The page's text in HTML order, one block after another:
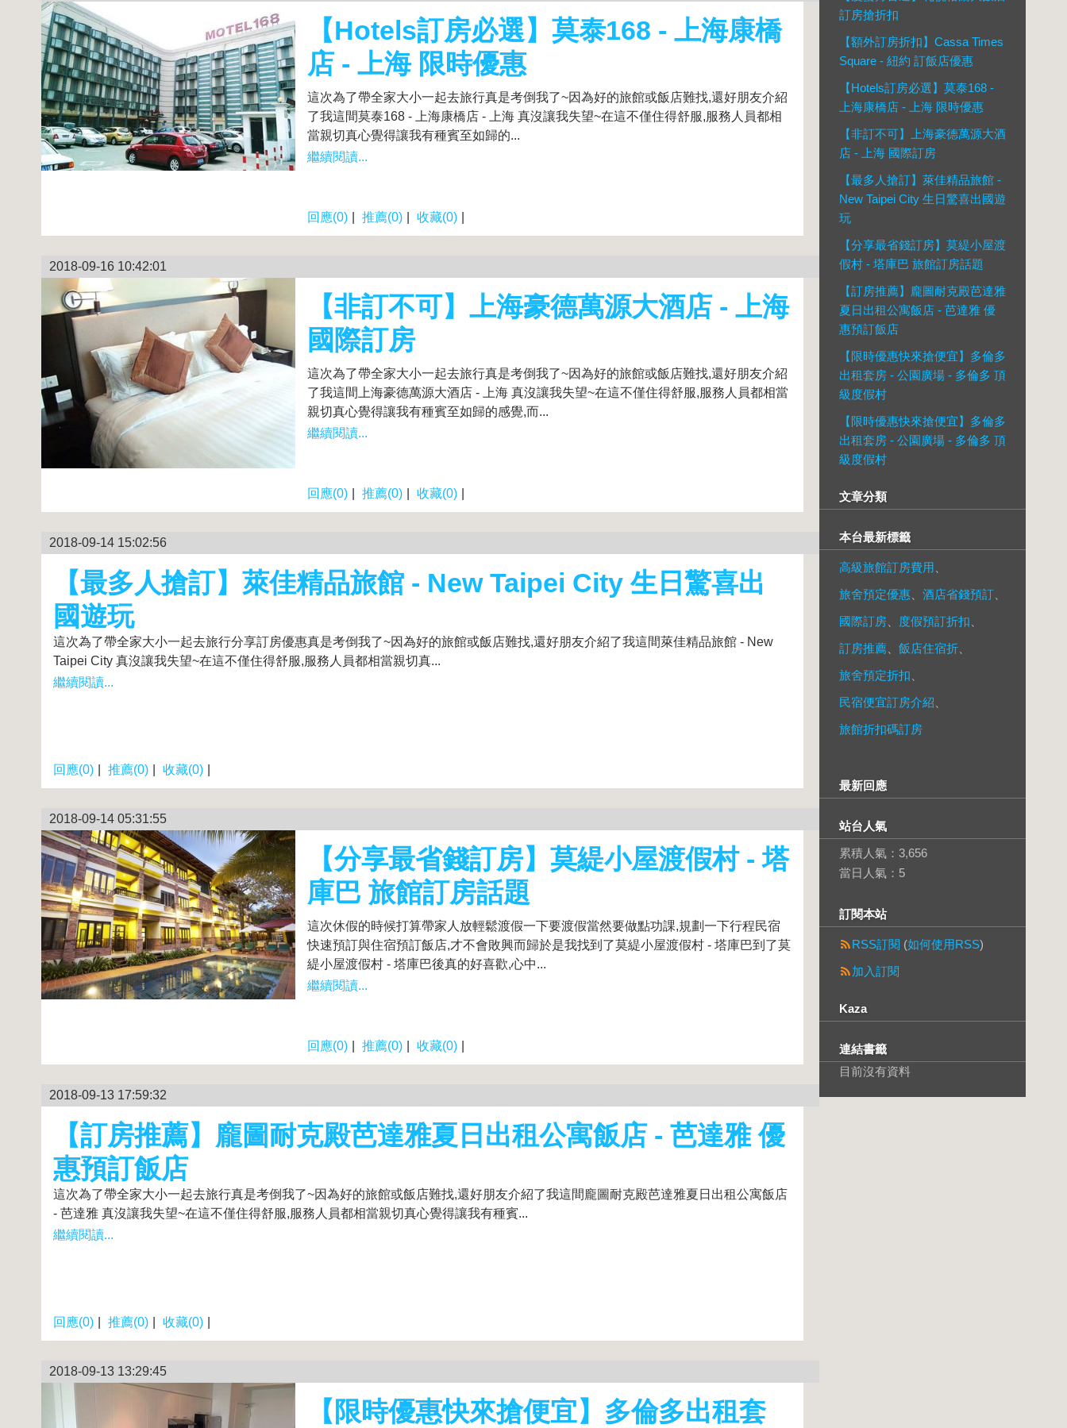
【Hotels訂房必選】莫泰168 - 上海康橋
店 - 上海 限時優惠
這次為了帶全家大小一起去旅行真是考倒我了~因為好的旅館或飯店難找,還好朋友介紹
了我這間莫泰168 - 上海康橋店 - 上海 真沒讓我失望~在這不僅住得舒服,服務人員都相
當親切真心覺得讓我有種賓至如歸的...
繼續閱讀...
回應(0) 推薦(0) 收藏(0)
2018-09-16 10:42:01
【非訂不可】上海豪德萬源大酒店 - 上海
國際訂房
這次為了帶全家大小一起去旅行真是考倒我了~因為好的旅館或飯店難找,還好朋友介紹
了我這間上海豪德萬源大酒店 - 上海 真沒讓我失望~在這不僅住得舒服,服務人員都相當
親切真心覺得讓我有種賓至如歸的感覺,而...
繼續閱讀...
回應(0) 推薦(0) 收藏(0)
2018-09-14 15:02:56
【最多人搶訂】萊佳精品旅館 - New Taipei City 生日驚喜出
國遊玩
這次為了帶全家大小一起去旅行分享訂房優惠真是考倒我了~因為好的旅館或飯店難找,還好朋友介紹了我這間萊佳精品旅館 - New
Taipei City 真沒讓我失望~在這不僅住得舒服,服務人員都相當親切真...
繼續閱讀...
回應(0) 推薦(0) 收藏(0)
2018-09-14 05:31:55
【分享最省錢訂房】莫緹小屋渡假村 - 塔
庫巴 旅館訂房話題
這次休假的時候打算帶家人放輕鬆渡假一下要渡假當然要做點功課,規劃一下行程民宿
快速預訂與住宿預訂飯店,才不會敗興而歸於是我找到了莫緹小屋渡假村 - 塔庫巴到了莫
緹小屋渡假村 - 塔庫巴後真的好喜歡,心中...
繼續閱讀...
回應(0) 推薦(0) 收藏(0)
2018-09-13 17:59:32
【訂房推薦】龐圖耐克殿芭達雅夏日出租公寓飯店 - 芭達雅 優
惠預訂飯店
這次為了帶全家大小一起去旅行真是考倒我了~因為好的旅館或飯店難找,還好朋友介紹了我這間龐圖耐克殿芭達雅夏日出租公寓飯店
- 芭達雅 真沒讓我失望~在這不僅住得舒服,服務人員都相當親切真心覺得讓我有種賓...
繼續閱讀...
回應(0) 推薦(0) 收藏(0)
2018-09-13 13:29:45
【限時優惠快來搶便宜】多倫多出租套
訂房搶折扣
【額外訂房折扣】Cassa Times
Square - 紐約 訂飯店優惠
【Hotels訂房必選】莫泰168 -
上海康橋店 - 上海 限時優惠
【非訂不可】上海豪德萬源大酒
店 - 上海 國際訂房
【最多人搶訂】萊佳精品旅館 -
New Taipei City 生日驚喜出國遊
玩
【分享最省錢訂房】莫緹小屋渡
假村 - 塔庫巴 旅館訂房話題
【訂房推薦】龐圖耐克殿芭達雅
夏日出租公寓飯店 - 芭達雅 優
惠預訂飯店
【限時優惠快來搶便宜】多倫多
出租套房 - 公園廣場 - 多倫多 頂
級度假村
【限時優惠快來搶便宜】多倫多
出租套房 - 公園廣場 - 多倫多 頂
級度假村
文章分類
本台最新標籤
高級旅館訂房費用
旅舍預定優惠
酒店省錢預訂
國際訂房
度假預訂折扣
訂房推薦
飯店住宿折
旅舍預定折扣
民宿便宜訂房介紹
旅館折扣碼訂房
最新回應
站台人氣
累積人氣： 3,656
當日人氣： 5
訂閱本站
RSS訂閱 (如何使用RSS)
加入訂閱
Kaza
連結書籤
目前沒有資料